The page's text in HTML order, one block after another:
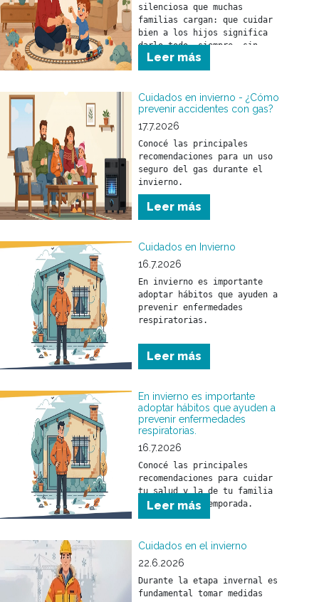
silenciosa que muchas
familias cargan: que cuidar
bien a los hijos significa
darlo todo, siempre, sin
parar.
Leer más
Cuidados en invierno - ¿Cómo
prevenir accidentes con gas?
17.7.2026
Conocé las principales
recomendaciones para un uso
seguro del gas durante el
invierno.
Leer más
Cuidados en Invierno
16.7.2026
En invierno es importante
adoptar hábitos que ayuden a
prevenir enfermedades
respiratorias.
Conocé las principales
recomendaciones para cuidar
tu salud y la de tu familia
Leer más
En invierno es importante
adoptar hábitos que ayuden a
prevenir enfermedades
respiratorias.
16.7.2026
Conocé las principales
recomendaciones para cuidar
tu salud y la de tu familia
Leer más
Cuidados en el invierno
22.6.2026
Durante la etapa invernal es
fundamental tomar medidas